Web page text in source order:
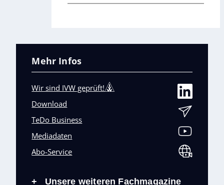
Mehr Infos
Wir sind IVW geprüft!
Download
TeDo Business
Mediadaten
Abo-Service
+ Unsere weiteren Fachmagazine